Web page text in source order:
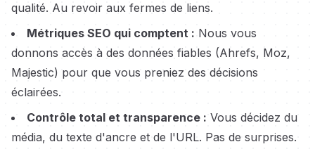
qualité. Au revoir aux fermes de liens.
Métriques SEO qui comptent : Nous vous
donnons accès à des données fiables (Ahrefs, Moz,
Majestic) pour que vous preniez des décisions
éclairées.
Contrôle total et transparence : Vous décidez du
média, du texte d'ancre et de l'URL. Pas de surprises.